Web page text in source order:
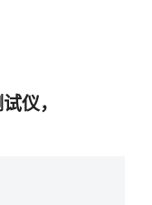
仪，